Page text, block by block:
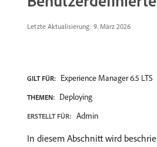
Letzte Aktualisierung: 9. März 2026
GILT FÜR: Experience Manager 6.5 LTS
THEMEN: Deploying
ERSTELLT FÜR: Admin
In diesem Abschnitt wird